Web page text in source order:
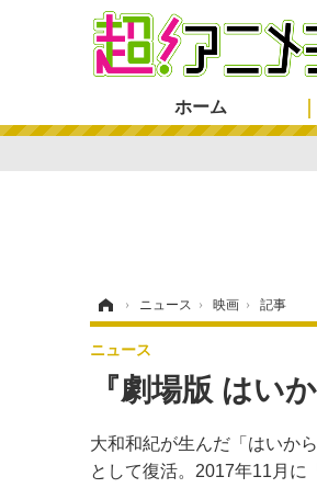
ホーム
› ニュース › 映画 › 記事
『劇場版 はい
大和和紀が生んだ「はいか
として復活。2017年11月に
ニュース